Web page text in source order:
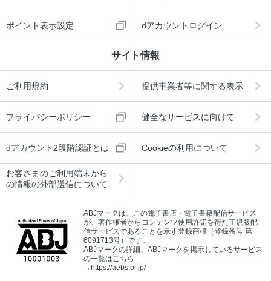
ポイント表示設定 dアカウントログイン
サイト情報
ご利用規約 提供事業者等に関する表示
プライバシーポリシー 健全なサービスに向けて
dアカウント2段階認証とは Cookieの利用について
お客さまのご利用端末から
の情報の外部送信について
ABJマークは、この電子書店・電子書籍配信サービス
が、著作権者からコンテンツ使用許諾を得た正規版配
信サービスであることを示す登録商標（登録番号 第
6091713号）です。
ABJマークの詳細、ABJマークを掲示しているサービス
の一覧はこちら
→https://aebs.or.jp/